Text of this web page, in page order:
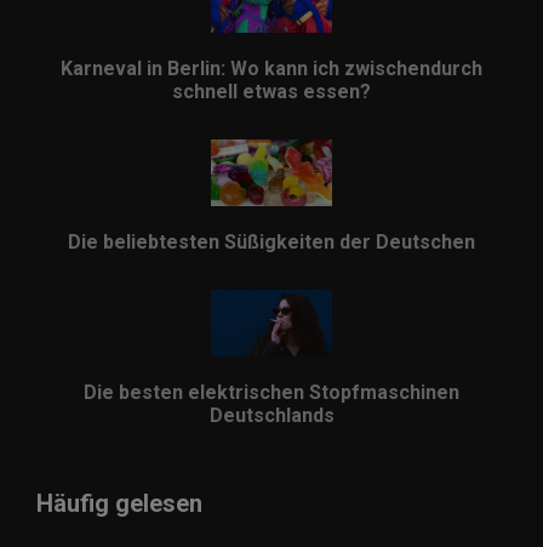
Karneval in Berlin: Wo kann ich zwischendurch
schnell etwas essen?
Die beliebtesten Süßigkeiten der Deutschen
Die besten elektrischen Stopfmaschinen
Deutschlands
Häufig gelesen